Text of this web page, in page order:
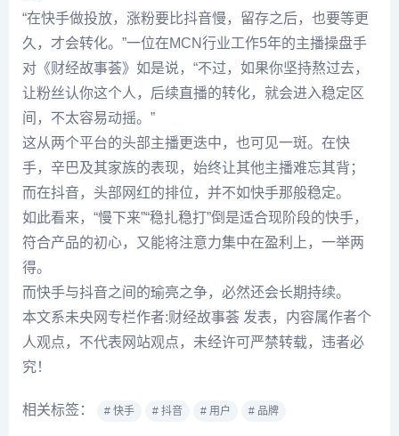
“在快手做投放，涨粉要比抖音慢，留存之后，也要等更
久，才会转化。”一位在MCN行业工作5年的主播操盘手
对《财经故事荟》如是说，“不过，如果你坚持熬过去，
让粉丝认你这个人，后续直播的转化，就会进入稳定区
间，不太容易动摇。”
这从两个平台的头部主播更迭中，也可见一斑。在快
手，辛巴及其家族的表现，始终让其他主播难忘其背；
而在抖音，头部网红的排位，并不如快手那般稳定。
如此看来，“慢下来”“稳扎稳打”倒是适合现阶段的快手，
符合产品的初心，又能将注意力集中在盈利上，一举两
得。
而快手与抖音之间的瑜亮之争，必然还会长期持续。
本文系未央网专栏作者:财经故事荟 发表，内容属作者个
人观点，不代表网站观点，未经许可严禁转载，违者必
究！
相关标签： # 快手 # 抖音 # 用户 # 品牌